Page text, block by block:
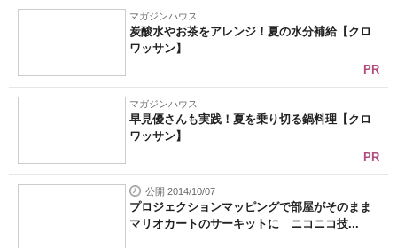
マガジンハウス
炭酸水やお茶をアレンジ！夏の水分補給【クロ
ワッサン】
PR
マガジンハウス
早見優さんも実践！夏を乗り切る鍋料理【クロ
ワッサン】
PR
公開 2014/10/07
プロジェクションマッピングで部屋がそのまま
マリオカートのサーキットに ニコニコ技...